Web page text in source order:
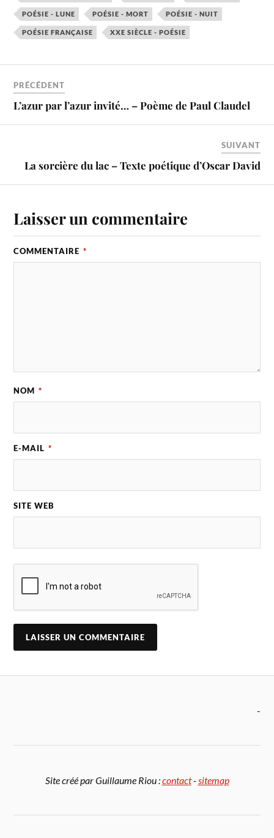
POÉSIE - LUNE POÉSIE - MORT POÉSIE - NUIT
POÉSIE FRANÇAISE XXE SIÈCLE - POÉSIE
PRÉCÉDENT
L’azur par l’azur invité… – Poème de Paul Claudel
SUIVANT
La sorcière du lac – Texte poétique d’Oscar David
Laisser un commentaire
COMMENTAIRE *
NOM *
E-MAIL *
SITE WEB
-
Site créé par Guillaume Riou :contact- sitemap